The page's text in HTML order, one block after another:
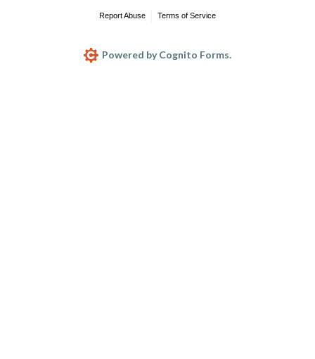
Report Abuse Terms of Service
Powered by Cognito Forms.